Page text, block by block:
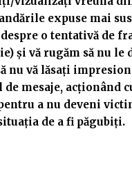
expuse mai
o tentativă de
şi vă rugăm să nu le
nu vă lăsați
mesaje, acționând
a nu deveni
de a fi păgubiți.